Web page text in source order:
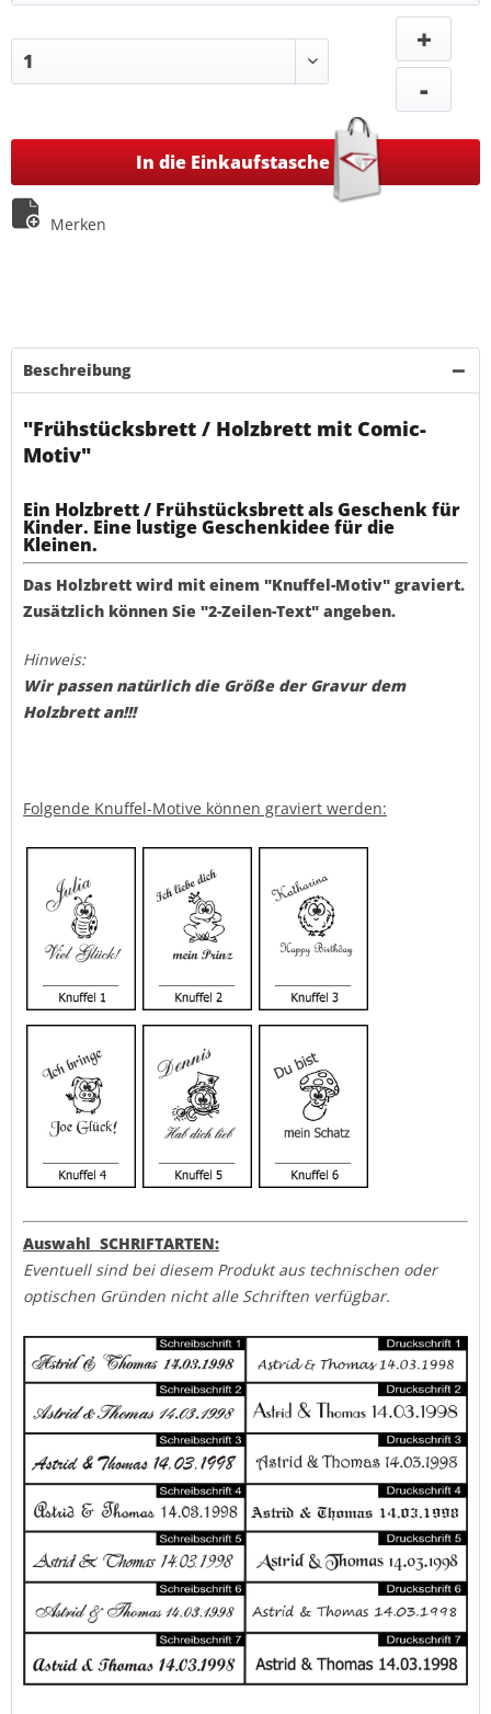
+
-
In die Einkaufstasche
Merken
Beschreibung
"Frühstücksbrett / Holzbrett mit Comic-
Motiv"
Ein Holzbrett / Frühstücksbrett als Geschenk für
Kinder. Eine lustige Geschenkidee für die
Kleinen.
Das Holzbrett wird mit einem "Knuffel-Motiv" graviert.
Zusätzlich können Sie "2-Zeilen-Text" angeben.
Hinweis:
Wir passen natürlich die Größe der Gravur dem
Holzbrett an!!!
Folgende Knuffel-Motive können graviert werden:
Auswahl SCHRIFTARTEN:
Eventuell sind bei diesem Produkt aus technischen oder
optischen Gründen nicht alle Schriften verfügbar.